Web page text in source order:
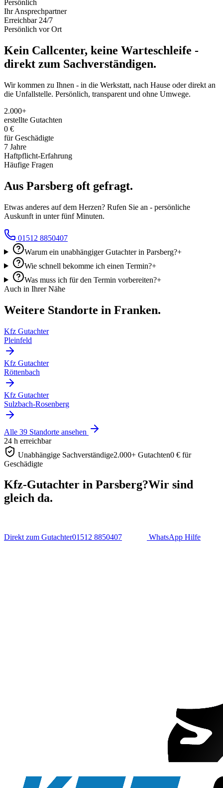
Persönlich
Ihr Ansprechpartner
Erreichbar 24/7
Persönlich vor Ort
Kein Callcenter, keine Warteschleife -
direkt zum Sachverständigen.
Wir kommen zu Ihnen - in die Werkstatt, nach Hause oder direkt an
die Unfallstelle. Persönlich, transparent und ohne Umwege.
2.000+
erstellte Gutachten
0 €
für Geschädigte
7 Jahre
Haftpflicht-Erfahrung
Häufige Fragen
Aus Parsberg oft gefragt.
Etwas anderes auf dem Herzen? Rufen Sie an - persönliche
Auskunft in unter fünf Minuten.
01512 8850407
Warum ein unabhängiger Gutachter in Parsberg?+
Wie schnell bekomme ich einen Termin?+
Was muss ich für den Termin vorbereiten?+
Auch in Ihrer Nähe
Weitere Standorte in Franken.
Kfz Gutachter
Pleinfeld
Kfz Gutachter
Röttenbach
Kfz Gutachter
Sulzbach-Rosenberg
Alle 39 Standorte ansehen
24 h erreichbar
Unabhängige Sachverständige2.000+ Gutachten0 € für
Geschädigte
Kfz-Gutachter in Parsberg?Wir sind
gleich da.
Direkt zum Gutachter01512 8850407 WhatsApp Hilfe